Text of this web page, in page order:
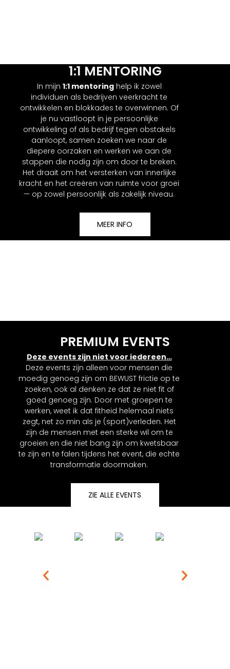
1:1 MENTORING
In mijn 1:1 mentoringhelp ik zowel
individuen als bedrijven veerkracht te
ontwikkelen en blokkades te overwinnen. Of
je nu vastloopt in je persoonlijke
ontwikkeling of als bedrijf tegen obstakels
aanloopt, samen zoeken we naar de
diepere oorzaken en werken we aan de
stappen die nodig zijn om door te breken.
Het draait om het versterken van innerlijke
kracht en het creëren van ruimte voor groei
— op zowel persoonlijk als zakelijk niveau.
MEER INFO
PREMIUM EVENTS
Deze events zijn niet voor iedereen…
Deze events zijn alleen voor mensen die
moedig genoeg zijn om BEWUST frictie op te
zoeken, ook al denken ze dat ze niet fit of
goed genoeg zijn. Door met groepen te
werken, weet ik dat fitheid helemaal niets
zegt, net zo min als je (sport)verleden. Het
zijn de mensen met een sterke wil om te
groeien en die niet bang zijn om kwetsbaar
te zijn en te falen tijdens het event, die echte
transformatie doormaken.
ZIE ALLE EVENTS